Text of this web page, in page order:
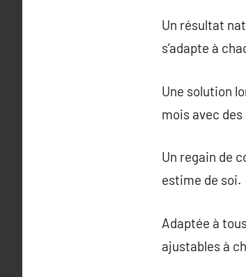
Un résultat
s’adapte à
Une solution
mois avec
Un regain de
estime de soi.
Adaptée à
ajustables à